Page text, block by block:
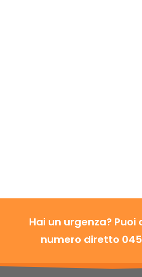
Hai un urgenza? Puoi
numero diretto 045